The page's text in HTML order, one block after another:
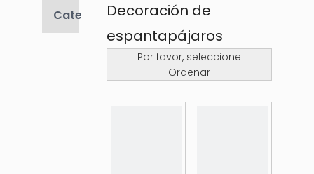
Categoria de producto
Decoración de
espantapájaros
Por favor, seleccione
Ordenar